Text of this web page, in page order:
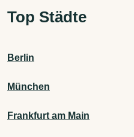
Top Städte
Berlin
München
Frankfurt am Main